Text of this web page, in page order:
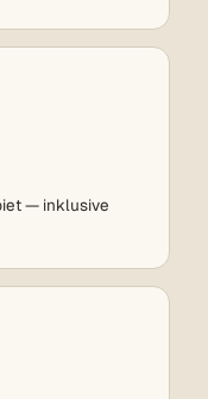
— inklusive